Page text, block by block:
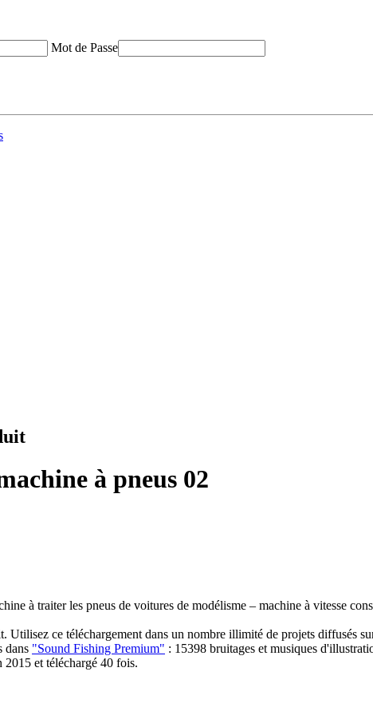
Mot de Passe
à pneus 02
à traiter les pneus de voitures de modélisme – machine à vitesse
ce téléchargement dans un nombre illimité de projets diffusés
dans "Sound Fishing Premium" : 15398 bruitages et musiques
et téléchargé 40 fois.